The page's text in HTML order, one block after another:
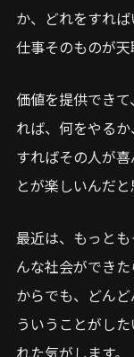
か、どれをすれば
仕事そのものが天
価値を提供でき
れば、何をやる
すればその人が
とが楽しいんだと
最近は、もっと
んな社会ができ
からでも、どん
ういうことがし
れた気がします。